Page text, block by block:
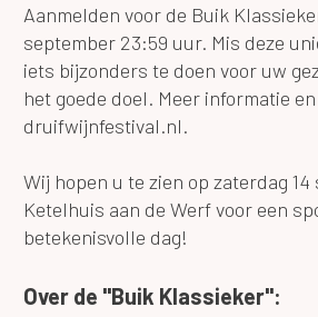
Aanmelden voor de Buik
september 23:59 uur. Mis deze
iets bijzonders te doen voor uw
het goede doel. Meer informatie
druifwijnfestival.nl.
Wij hopen u te zien op zaterdag
Ketelhuis aan de Werf voor een
betekenisvolle dag!
Over de "Buik Klassieker":